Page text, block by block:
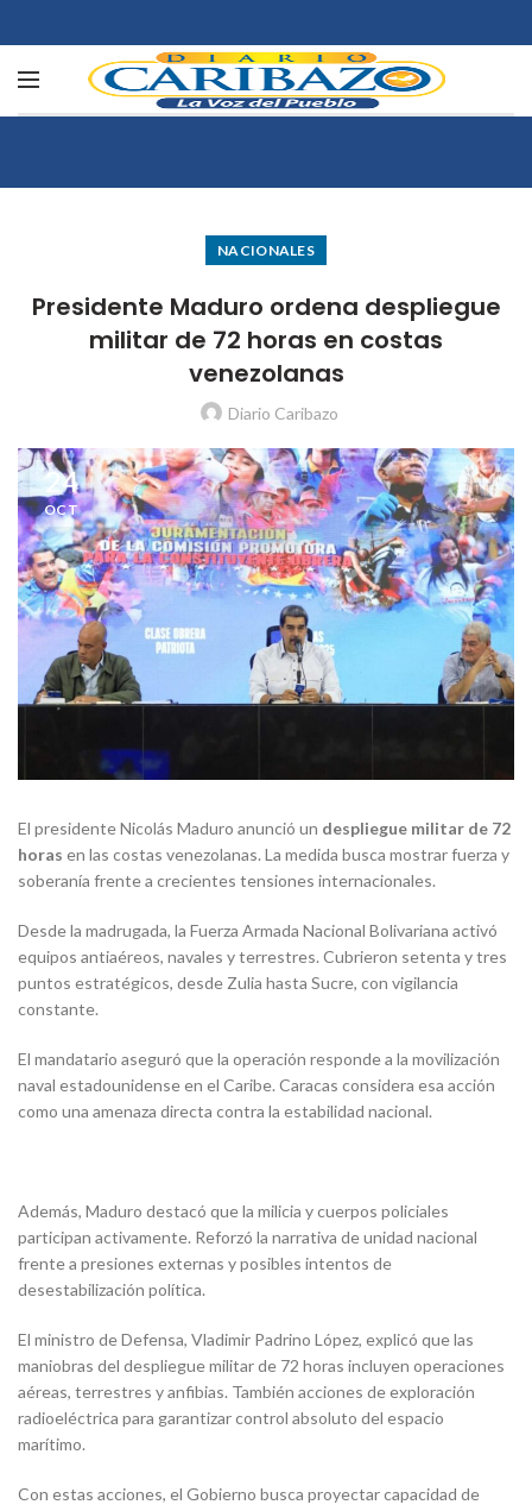
NACIONALES
Presidente Maduro ordena despliegue
militar de 72 horas en costas
venezolanas
Diario Caribazo
24
OCT
El presidente Nicolás Maduro anunció un despliegue militar de 72
horas en las costas venezolanas. La medida busca mostrar fuerza y
soberanía frente a crecientes tensiones internacionales.
Desde la madrugada, la Fuerza Armada Nacional Bolivariana activó
equipos antiaéreos, navales y terrestres. Cubrieron setenta y tres
puntos estratégicos, desde Zulia hasta Sucre, con vigilancia
constante.
El mandatario aseguró que la operación responde a la movilización
naval estadounidense en el Caribe. Caracas considera esa acción
como una amenaza directa contra la estabilidad nacional.
Además, Maduro destacó que la milicia y cuerpos policiales
participan activamente. Reforzó la narrativa de unidad nacional
frente a presiones externas y posibles intentos de
desestabilización política.
El ministro de Defensa, Vladimir Padrino López, explicó que las
maniobras del despliegue militar de 72 horas incluyen operaciones
aéreas, terrestres y anfibias. También acciones de exploración
radioeléctrica para garantizar control absoluto del espacio
marítimo.
Con estas acciones, el Gobierno busca proyectar capacidad de